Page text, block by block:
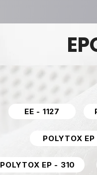
EE - 1127
POLYTOX
POLYTOX EP - 310